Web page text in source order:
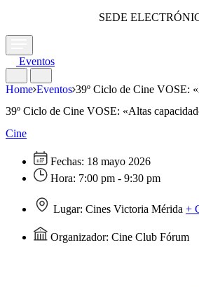
SEDE
Eventos
Home Eventos 39º Ciclo de Cine VOSE:
39º Ciclo de Cine VOSE: «Altas
Cine
Fechas: 18 mayo 2026
Hora: 7:00 pm - 9:30 pm
Lugar: Cines Victoria Mérida +
Organizador: Cine Club Fórum